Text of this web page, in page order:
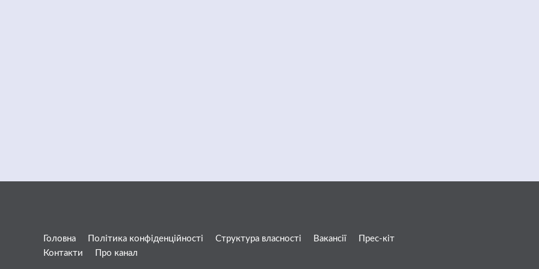
Головна Політика конфіденційності Структура власності Вакансії
Прес-кіт
Контакти
Про канал